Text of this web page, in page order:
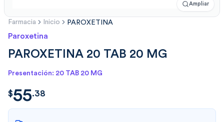
Ampliar
Farmacia Inicio PAROXETINA
Paroxetina
PAROXETINA 20 TAB 20 MG
Presentación: 20 TAB 20 MG
$55.3800
$55.38